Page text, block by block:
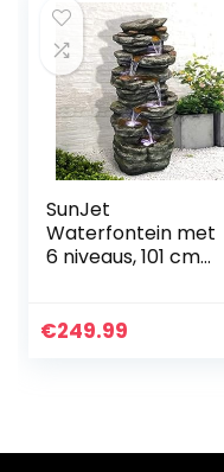
SunJet
Waterfontein met
6 niveaus, 101 cm
waterval met
€249.99